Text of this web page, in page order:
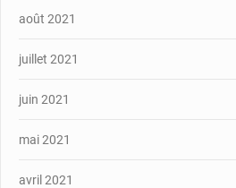
août 2021
juillet 2021
juin 2021
mai 2021
avril 2021